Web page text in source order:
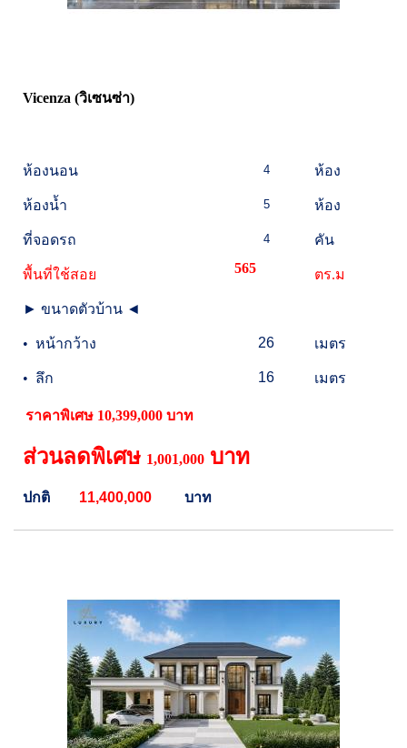
Vicenza (วิเซนซ่า)
ห้องนอน 4 ห้อง
ห้องน้ำ 5 ห้อง
ที่จอดรถ 4 คัน
พื้นที่ใช้สอย 565 ตร.ม
► ขนาดตัวบ้าน ◄
• หน้ากว้าง 26 เมตร
• ลึก 16 เมตร
ราคาพิเศษ 10,399,000 บาท
ส่วนลดพิเศษ 1,001,000 บาท
ปกติ 11,400,000 บาท